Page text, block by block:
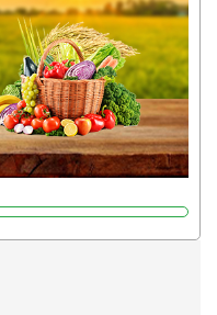
ါတယ်။ အပင်၏ပင်ပိုင်း
၍ အကြီးမြန်စေပါတယ်။
မှုကြောင့် အပင်ရဲ့ အမြစ်
ောင် အားပေးပါ
ခြင်း၊အစေ့တည်ခြင်း
ါတယ်။ လုံလောက်တဲ့
လိုအပ်တဲ့အာဟာရဓာတ်
ါင်းစပ်ထားတဲ့အတွက်